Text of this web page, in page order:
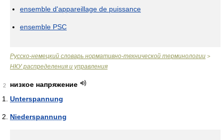
ensemble d'appareillage de puissance
ensemble PSC
Русско-немецкий словарь нормативно-технической терминологии >
НКУ распределения и управления
2
низкое напряжение
Unterspannung
Niederspannung